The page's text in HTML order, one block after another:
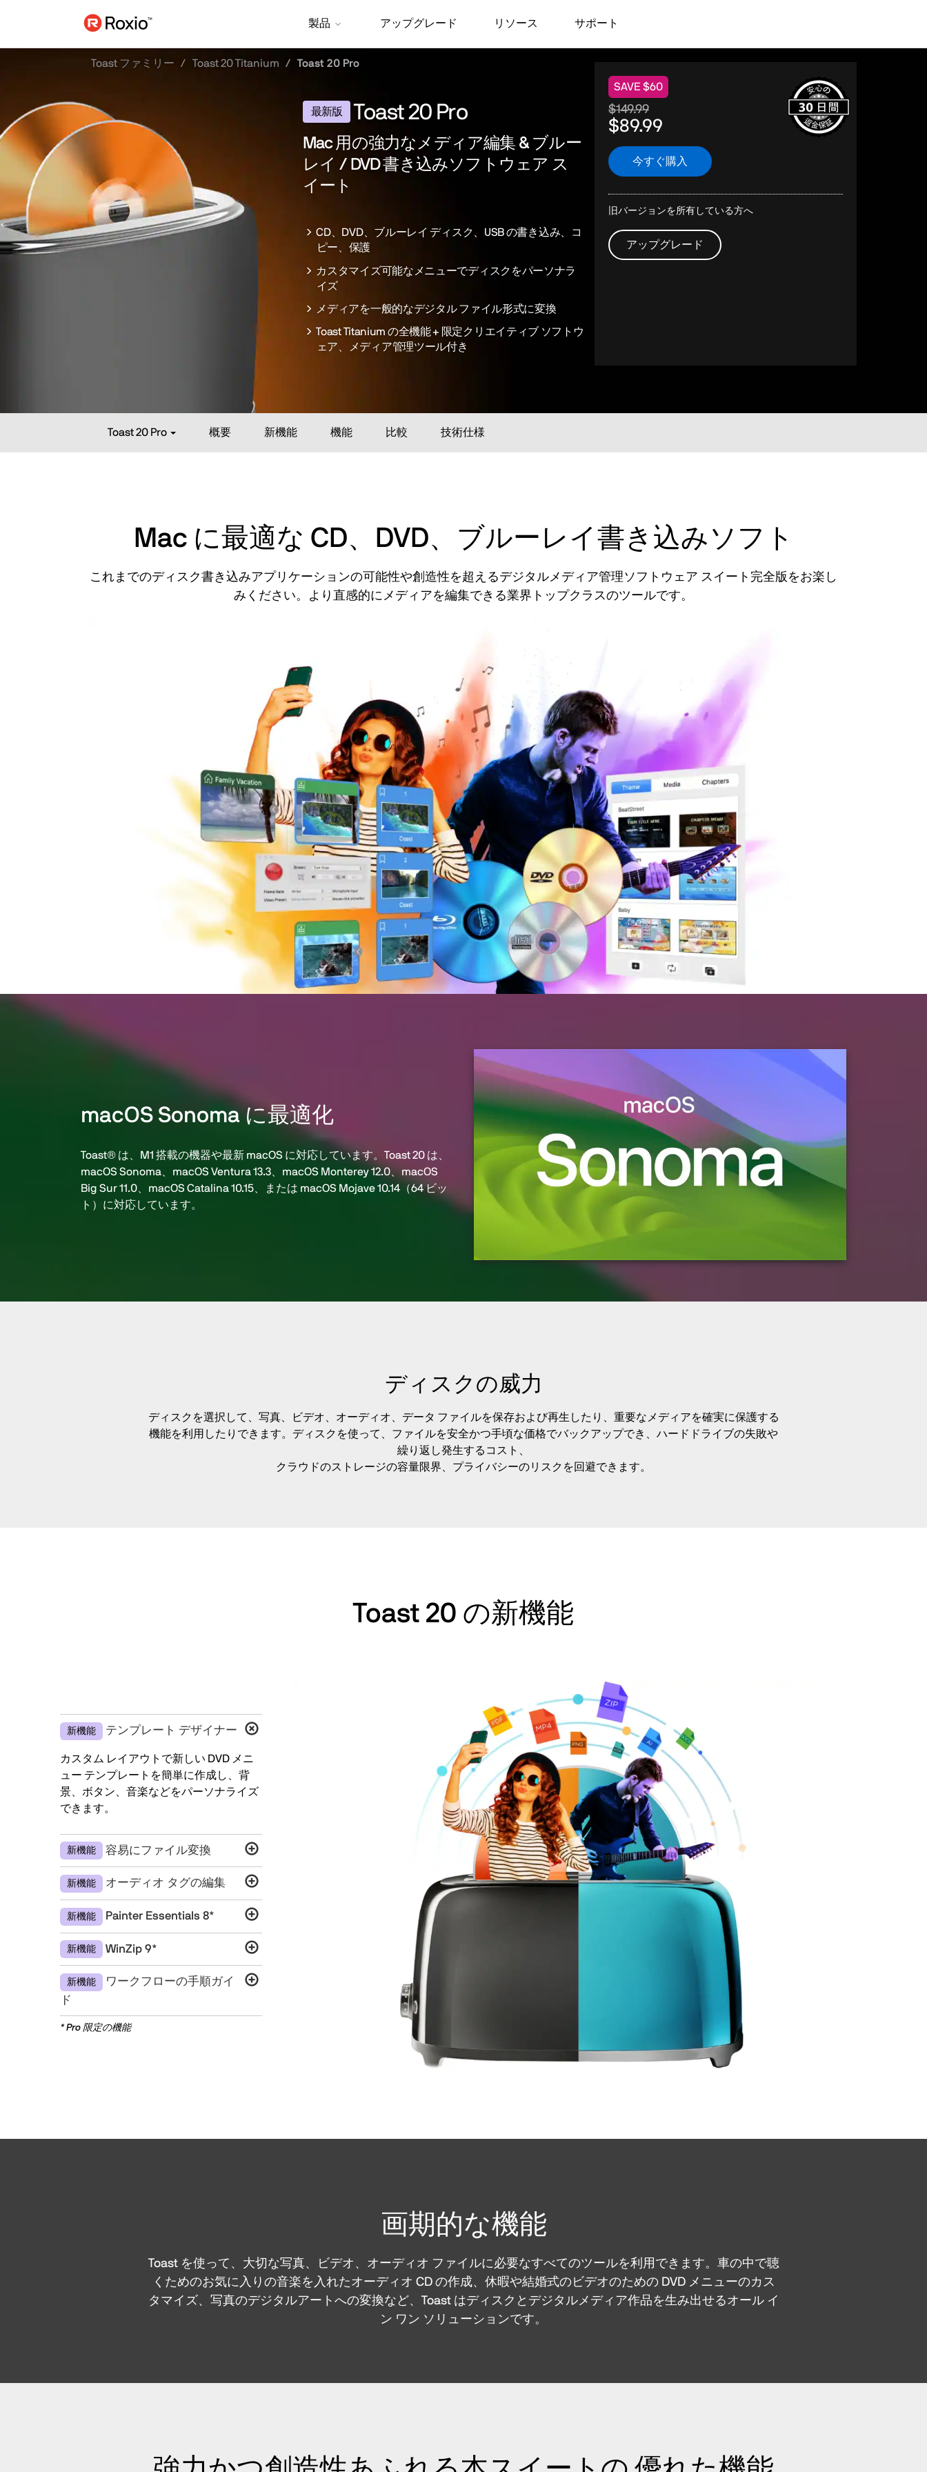
製品 アップグレード リソース サポート
Toast ファミリー Toast 20 Titanium Toast 20 Pro
最新版 Toast 20 Pro
Mac 用の強力なメディア編集 & ブルー
レイ / DVD 書き込みソフトウェア ス
イート
CD、DVD、ブルーレイ ディスク、USB の書き込み、コ
ピー、保護
カスタマイズ可能なメニューでディスクをパーソナラ
イズ
メディアを一般的なデジタル ファイル形式に変換
Toast Titanium の全機能 + 限定クリエイティブ ソフトウ
ェア、メディア管理ツール付き
SAVE $60
$149.99
$89.99
今すぐ購入
旧バージョンを所有している方へ
アップグレード
Toast 20 Pro 概要 新機能 機能 比較 技術仕様
Mac に最適な CD、DVD、ブルーレイ書き込みソフト
これまでのディスク書き込みアプリケーションの可能性や創造性を超えるデジタルメディア管理ソフトウェア スイート完全版をお楽し
みください。より直感的にメディアを編集できる業界トップクラスのツールです。
macOS Sonoma に最適化
Toast® は、M1 搭載の機器や最新 macOS に対応しています。Toast 20 は、
macOS Sonoma、macOS Ventura 13.3、macOS Monterey 12.0、macOS
Big Sur 11.0、macOS Catalina 10.15、または macOS Mojave 10.14（64 ビッ
ト）に対応しています。
ディスクの威力
ディスクを選択して、写真、ビデオ、オーディオ、データ ファイルを保存および再生したり、重要なメディアを確実に保護する
機能を利用したりできます。ディスクを使って、ファイルを安全かつ手頃な価格でバックアップでき、ハードドライブの失敗や
繰り返し発生するコスト、
クラウドのストレージの容量限界、プライバシーのリスクを回避できます。
Toast 20 の新機能
新機能 テンプレート デザイナー
カスタム レイアウトで新しい DVD メニ
ュー テンプレートを簡単に作成し、背
景、ボタン、音楽などをパーソナライズ
できます。
新機能 容易にファイル変換
新機能 オーディオ タグの編集
新機能 Painter Essentials 8*
新機能 WinZip 9*
新機能
ワークフローの手順ガイ
ド
* Pro 限定の機能
画期的な機能
Toast を使って、大切な写真、ビデオ、オーディオ ファイルに必要なすべてのツールを利用できます。車の中で聴
くためのお気に入りの音楽を入れたオーディオ CD の作成、休暇や結婚式のビデオのための DVD メニューのカス
タマイズ、写真のデジタルアートへの変換など、Toast はディスクとデジタルメディア作品を生み出せるオール イ
ン ワン ソリューションです。